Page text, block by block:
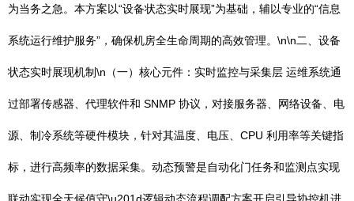
为当务之急。本方案以“设备状态实时展现”为基础，辅以专业的“信息
系统运行维护服务”，确保机房全生命周期的高效管理。\n\n二、设备
状态实时展现机制\n（一）核心元件：实时监控与采集层 运维系统通
过部署传感器、代理软件和 SNMP 协议，对接服务器、网络设备、电
源、制冷系统等硬件模块，针对其温度、电压、CPU 利用率等关键指
标，进行高频率的数据采集。动态预警是自动化门任务和监测点实现